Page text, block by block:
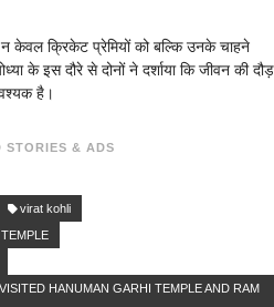
न केवल क्रिकेट प्रेमियों को बल्कि उनके चाहने
के इस दौरे से दोनों ने दर्शाया कि जीवन की दौड़
है।
STORIES & ADS
virat kohli
HANUMAN GARHI TEMPLE AND RAM